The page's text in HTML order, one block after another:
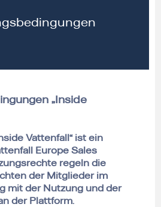
„Inside
Vattenfall“ ist ein
Europe Sales
regeln die
der Mitglieder im
mit der Nutzung und der
der Plattform.